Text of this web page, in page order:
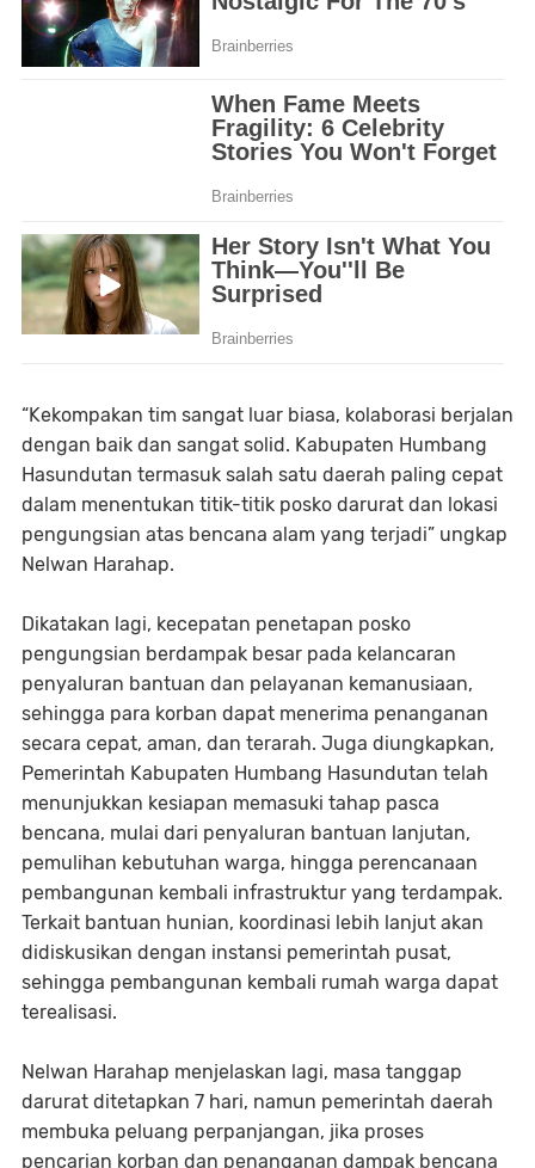
“Kekompakan tim sangat luar biasa, kolaborasi berjalan
dengan baik dan sangat solid. Kabupaten Humbang
Hasundutan termasuk salah satu daerah paling cepat
dalam menentukan titik-titik posko darurat dan lokasi
pengungsian atas bencana alam yang terjadi” ungkap
Nelwan Harahap.
Dikatakan lagi, kecepatan penetapan posko
pengungsian berdampak besar pada kelancaran
penyaluran bantuan dan pelayanan kemanusiaan,
sehingga para korban dapat menerima penanganan
secara cepat, aman, dan terarah. Juga diungkapkan,
Pemerintah Kabupaten Humbang Hasundutan telah
menunjukkan kesiapan memasuki tahap pasca
bencana, mulai dari penyaluran bantuan lanjutan,
pemulihan kebutuhan warga, hingga perencanaan
pembangunan kembali infrastruktur yang terdampak.
Terkait bantuan hunian, koordinasi lebih lanjut akan
didiskusikan dengan instansi pemerintah pusat,
sehingga pembangunan kembali rumah warga dapat
terealisasi.
Nelwan Harahap menjelaskan lagi, masa tanggap
darurat ditetapkan 7 hari, namun pemerintah daerah
membuka peluang perpanjangan, jika proses
pencarian korban dan penanganan dampak bencana